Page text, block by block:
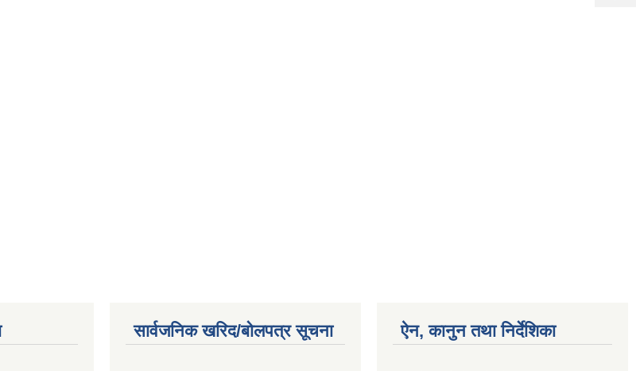
सार्वजनिक खरिद/बोलपत्र सूचना ऐन, कानुन तथा निर्देशिका